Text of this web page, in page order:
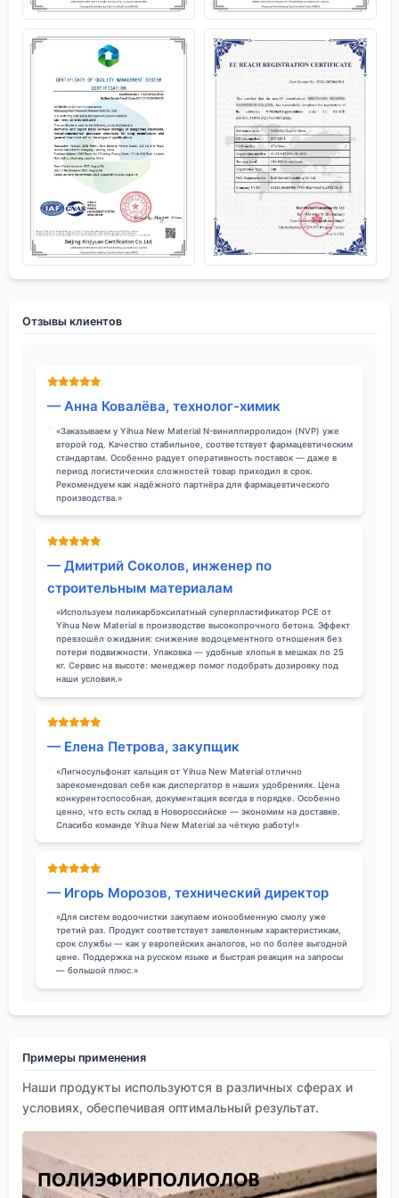
Отзывы клиентов
— Анна Ковалёва, технолог-химик
«Заказываем у Yihua New Material N-винилпирролидон (NVP) уже
второй год. Качество стабильное, соответствует фармацевтическим
стандартам. Особенно радует оперативность поставок — даже в
период логистических сложностей товар приходил в срок.
Рекомендуем как надёжного партнёра для фармацевтического
производства.»
— Дмитрий Соколов, инженер по
строительным материалам
«Используем поликарбоксилатный суперпластификатор PCE от
Yihua New Material в производстве высокопрочного бетона. Эффект
превзошёл ожидания: снижение водоцементного отношения без
потери подвижности. Упаковка — удобные хлопья в мешках по 25
кг. Сервис на высоте: менеджер помог подобрать дозировку под
наши условия.»
— Елена Петрова, закупщик
«Лигносульфонат кальция от Yihua New Material отлично
зарекомендовал себя как диспергатор в наших удобрениях. Цена
конкурентоспособная, документация всегда в порядке. Особенно
ценно, что есть склад в Новороссийске — экономим на доставке.
Спасибо команде Yihua New Material за чёткую работу!»
— Игорь Морозов, технический директор
«Для систем водоочистки закупаем ионообменную смолу уже
третий раз. Продукт соответствует заявленным характеристикам,
срок службы — как у европейских аналогов, но по более выгодной
цене. Поддержка на русском языке и быстрая реакция на запросы
— большой плюс.»
Примеры применения
Наши продукты используются в различных сферах и
условиях, обеспечивая оптимальный результат.